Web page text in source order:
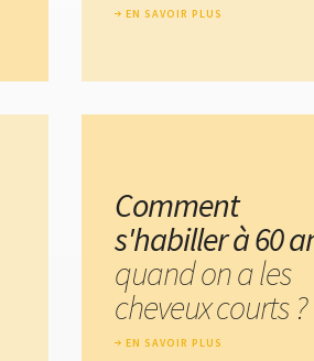
EN SAVOIR PLUS
Comment
s'habiller à 60
quand on a les
cheveux courts ?
EN SAVOIR PLUS